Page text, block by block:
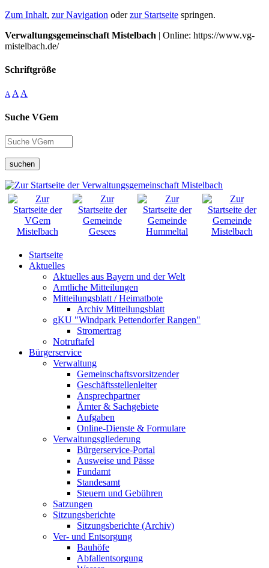
Zum Inhalt, zur Navigation oderzur Startseite springen.
Verwaltungsgemeinschaft Mistelbach | Online: https://www.vg-
mistelbach.de/
Schriftgröße
A A A
Suche VGem
suchen
Startseite
Aktuelles
Aktuelles aus Bayern und der Welt
Amtliche Mitteilungen
Mitteilungsblatt / Heimatbote
Archiv Mitteilungsblatt
gKU "Windpark Pettendorfer Rangen"
Stromertrag
Notruftafel
Bürgerservice
Verwaltung
Gemeinschaftsvorsitzender
Geschäftsstellenleiter
Ansprechpartner
Ämter & Sachgebiete
Aufgaben
Online-Dienste & Formulare
Verwaltungsgliederung
Bürgerservice-Portal
Ausweise und Pässe
Fundamt
Standesamt
Steuern und Gebühren
Satzungen
Sitzungsberichte
Sitzungsberichte (Archiv)
Ver- und Entsorgung
Bauhöfe
Abfallentsorgung